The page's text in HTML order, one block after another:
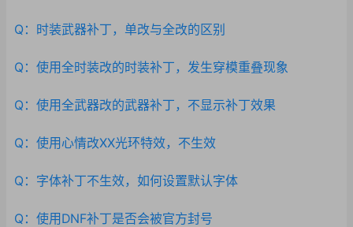
Q：时装武器补丁，单改与全改的区别
Q：使用全时装改的时装补丁，发生穿模重叠现象
Q：使用全武器改的武器补丁，不显示补丁效果
Q：使用心情改XX光环特效，不生效
Q：字体补丁不生效，如何设置默认字体
Q：使用DNF补丁是否会被官方封号